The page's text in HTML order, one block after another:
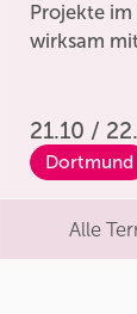
Projekte
wirksam
21.10 /
Dortmund
Alle